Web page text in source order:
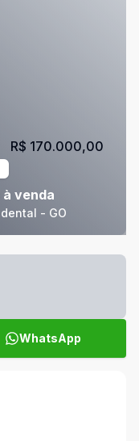
à venda
- GO
R$ 170.000,00
WhatsApp